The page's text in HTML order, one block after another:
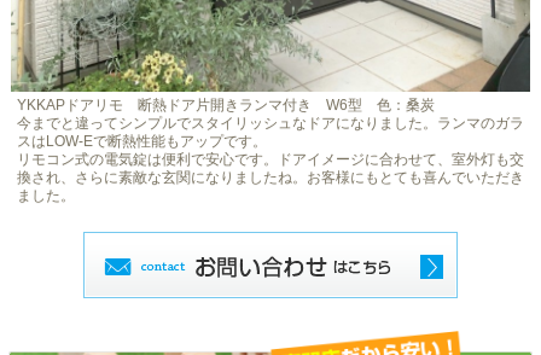
YKKAPドアリモ 断熱ドア片開きランマ付き W6型 色：桑炭
今までと違ってシンプルでスタイリッシュなドアになりました。ランマのガラ
スはLOW-Eで断熱性能もアップです。
リモコン式の電気錠は便利で安心です。ドアイメージに合わせて、室外灯も交
換され、さらに素敵な玄関になりましたね。お客様にもとても喜んでいただき
ました。